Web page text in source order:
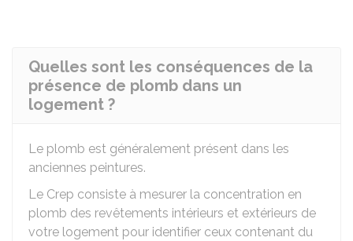
Quelles sont les conséquences de la
présence de plomb dans un
logement ?
Le plomb est généralement présent dans les
anciennes peintures.
Le Crep consiste à mesurer la concentration en
plomb des revêtements intérieurs et extérieurs de
votre logement pour identifier ceux contenant du